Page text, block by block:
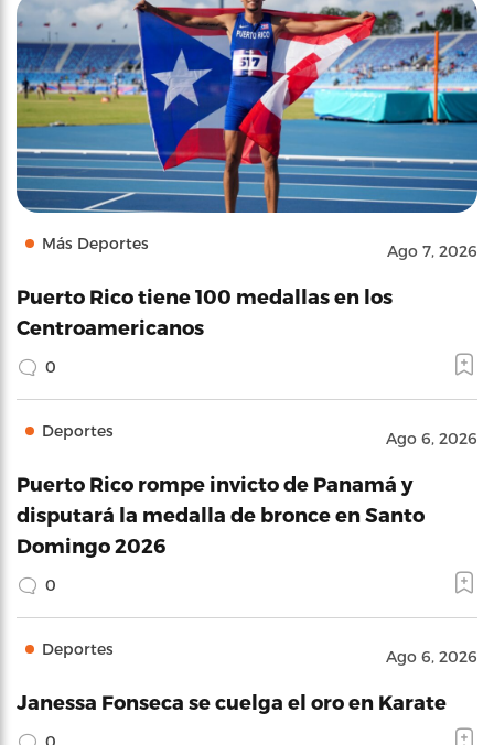
Más Deportes Ago 7, 2026
Puerto Rico tiene 100 medallas en los
Centroamericanos
0
Deportes Ago 6, 2026
Puerto Rico rompe invicto de Panamá y
disputará la medalla de bronce en Santo
Domingo 2026
0
Deportes Ago 6, 2026
Janessa Fonseca se cuelga el oro en Karate
0